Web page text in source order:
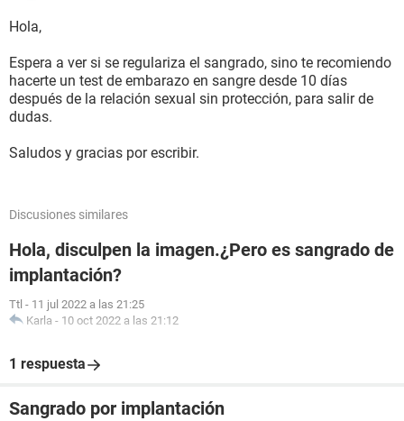
Hola,
Espera a ver si se regulariza el sangrado, sino te recomiendo
hacerte un test de embarazo en sangre desde 10 días
después de la relación sexual sin protección, para salir de
dudas.
Saludos y gracias por escribir.
Discusiones similares
Hola, disculpen la imagen.¿Pero es sangrado de
implantación?
Ttl - 11 jul 2022 a las 21:25
Karla - 10 oct 2022 a las 21:12
1 respuesta
Sangrado por implantación